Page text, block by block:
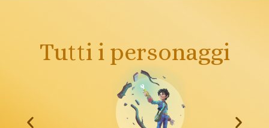
Tutti i personaggi